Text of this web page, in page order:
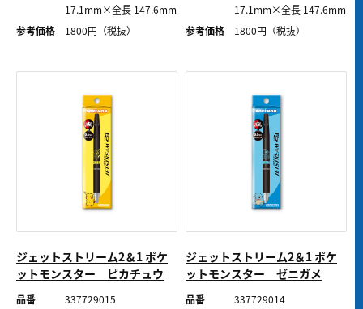
17.1mm×全長 147.6mm
参考価格
1800円（税抜）
17.1mm×全長 147.6mm
参考価格
1800円（税抜）
ジェットストリーム2＆1 ポケ
ットモンスター ピカチュウ
品番
337729015
ジェットストリーム2＆1 ポケ
ットモンスター ゼニガメ
品番
337729014